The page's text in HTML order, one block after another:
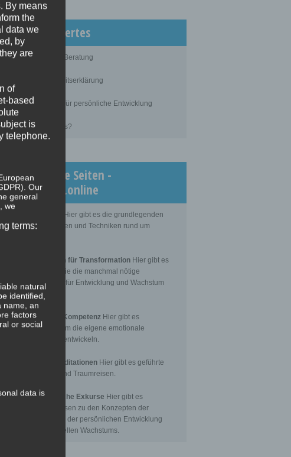
Wissenswertes
☞ Ablauf einer Beratung
☞ Vertraulichkeitserklärung
☞ Grundlagen für persönliche Entwicklung
☞ Was kostet es?
Wichtigste Seiten -
minimedi.online
Hier gibt es die grundlegenden
Wissenseinheiten und Techniken rund um
⇒ Meditationen für TransformationHier gibt es
Meditationen, die die manchmal nötige
Transformation für Entwicklung und Wachstum
anstoßen.
⇒ Emotionale KompetenzHier gibt es
Meditationen, um die eigene emotionale
Kompetenz zu entwickeln.
⇒ Geführte MeditationenHier gibt es geführte
Meditationen und Traumreisen.
⇒ Philosophische Exkurse Hier gibt es
Hintergrundwissen zu den Konzepten der
Transformation, der persönlichen Entwicklung
und des spirituellen Wachstums.
By means
the
data we
by
are
of
based
is
telephone.
Our
general
we
terms:
natural
identified,
name, an
factors
or social
data is